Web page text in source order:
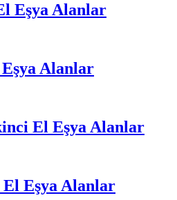
Eşya Alanlar
Alanlar
El Eşya Alanlar
Eşya Alanlar